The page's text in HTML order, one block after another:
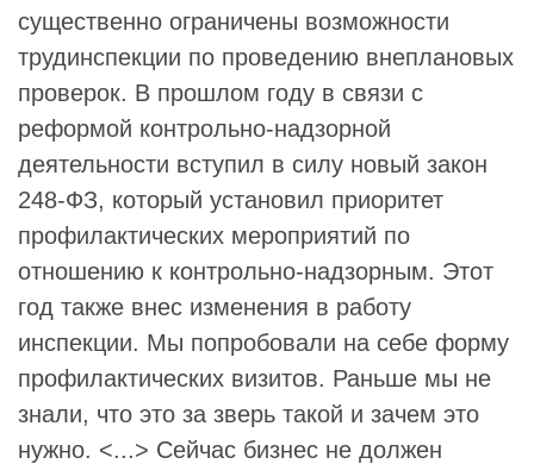
существенно ограничены возможности
трудинспекции по проведению внеплановых
проверок. В прошлом году в связи с
реформой контрольно-надзорной
деятельности вступил в силу новый закон
248-ФЗ, который установил приоритет
профилактических мероприятий по
отношению к контрольно-надзорным. Этот
год также внес изменения в работу
инспекции. Мы попробовали на себе форму
профилактических визитов. Раньше мы не
знали, что это за зверь такой и зачем это
нужно. <...> Сейчас бизнес не должен